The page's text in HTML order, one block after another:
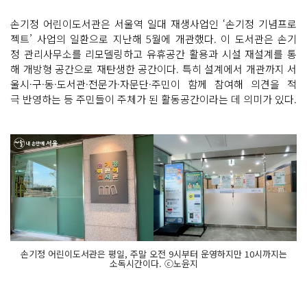
손기정 어린이도서관은 서울역 일대 재생사업인 ‘손기정 기념프로
젝트’ 사업의 일환으로 지난해 5월에 개관했다. 이 도서관은 손기
정 관리사무소를 리모델링하고 유휴공간 활용과 시설 재설계를 통
해 개방형 공간으로 재탄생한 공간이다. 특히 설계에서 개관까지 서
울시·구·동·도서관·전문가·자문단·주민이 함께 참여해 의견을 적
극 반영하는 등 주민들이 주체가 된 활동공간이라는 데 의미가 있다.
손기정 어린이도서관은 평일, 주말 오전 9시부터 운영하지만 10시까지는
소독시간이다. ⓒ노윤지